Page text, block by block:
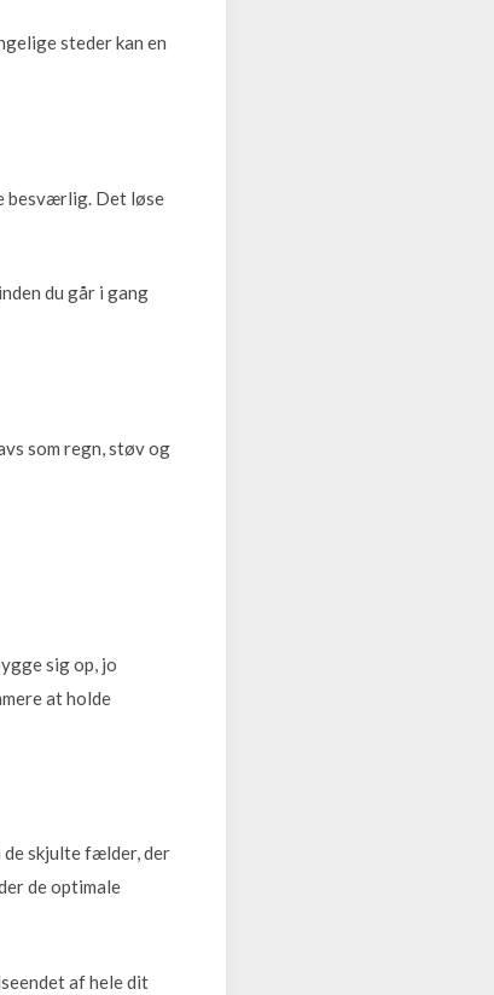
steder kan en
besværlig. Det løse
du går i gang
som regn, støv og
sig op, jo
at holde
de skjulte fælder, der
de optimale
af hele dit